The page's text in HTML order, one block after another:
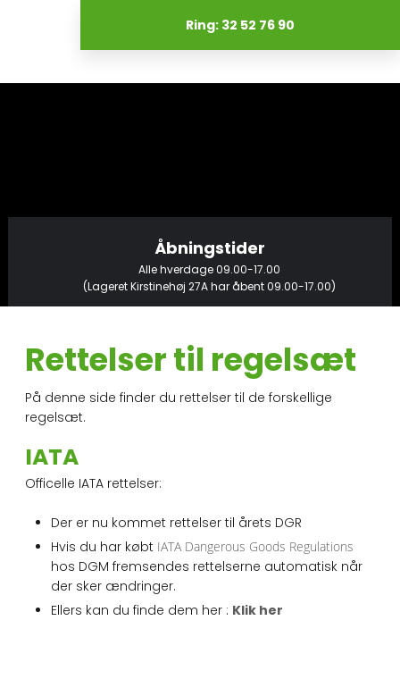
Ring: 32 52 76 90
Åbningstider​
Alle hverdage 09.00-17.00
(Lageret Kirstinehøj 27A har åbent 09.00-17.00)
Rettelser til regelsæt​
På denne side finder du rettelser til de forskellige
regelsæt.​
​IATA
Officelle IATA rettelser:
Der er nu kommet rettelser til årets DGR
Hvis du har købt IATA Dangerous Goods Regulations
hos DGM fremsendes rettelserne automatisk når
der sker ændringer.
Ellers kan du finde dem her : Klik her